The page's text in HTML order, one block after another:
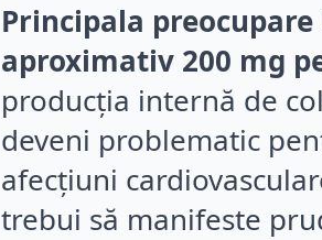
Principala
aproximativ 200 mg
producția internă de
deveni problematic
afecțiuni
trebui să manifeste